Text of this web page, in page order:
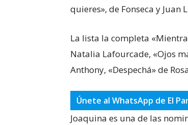
quieres», de Fonseca y Juan
La lista la completa
Natalia Lafourcade, «Ojos
Anthony, «Despechá» de
Únete al WhatsApp de El
Joaquina es una de las